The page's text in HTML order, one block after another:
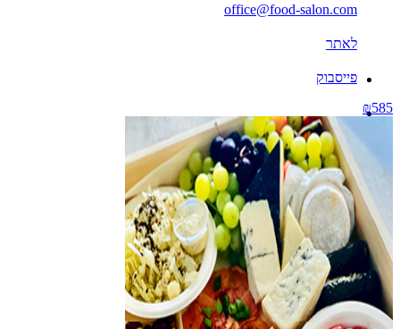
office@food-salon.com
לאתר
פייסבוק
₪585